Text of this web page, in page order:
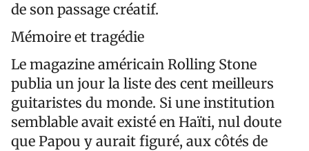
de son passage créatif.
Mémoire et tragédie
Le magazine américain Rolling Stone
publia un jour la liste des cent meilleurs
guitaristes du monde. Si une institution
semblable avait existé en Haïti, nul doute
que Papou y aurait figuré, aux côtés de